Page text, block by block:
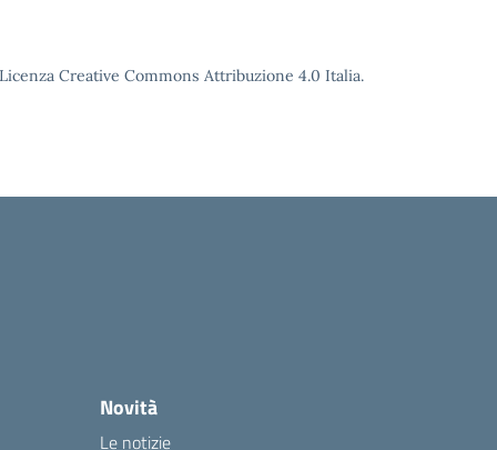
Creative Commons Attribuzione 4.0 Italia.
Novità
Le notizie